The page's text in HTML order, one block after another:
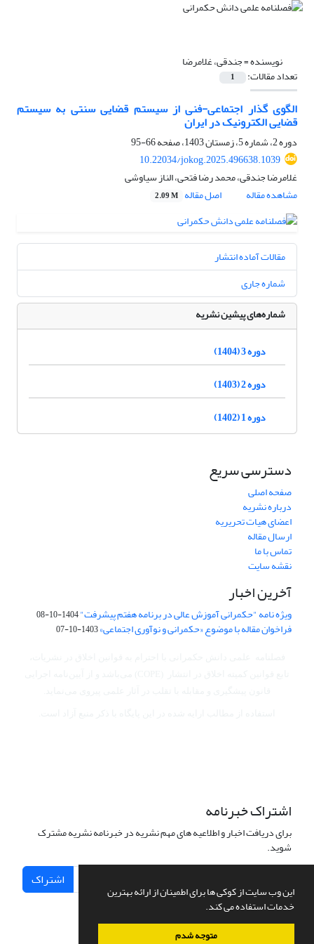
این وب سایت از کوکی ها برای اطمینان از ارائه بهترین
خدمات استفاده می کند.
متوجه شدم
نویسنده =جندقی، غلامرضا
تعداد مقالات: 1
الگوی گذار اجتماعی-فنی از سیستم قضایی سنتی به سیستم
قضایی الکترونیک در ایران
دوره 2، شماره 5، زمستان 1403، صفحه
66-95
10.22034/jokog.2025.496638.1039
غلامرضا جندقی، محمد رضا فتحی، الناز سیاوشی
مشاهده مقاله
اصل مقاله 2.09 M
مقالات آماده انتشار
شماره جاری
شماره‌های پیشین نشریه
دوره 3 (1404)
دوره 2 (1403)
دوره 1 (1402)
دسترسی سریع
صفحه اصلی
درباره نشریه
اعضای هیات تحریریه
ارسال مقاله
تماس با ما
نقشه سایت
آخرین اخبار
ویژه نامه "حکمرانی آموزش عالی در برنامه هفتم پیشرفت"1404-10-08
فراخوان مقاله با موضوع «حکمرانی و نوآوری اجتماعی»1403-10-07
اشتراک خبرنامه
برای دریافت اخبار و اطلاعیه های مهم نشریه در خبرنامه نشریه مشترک
شوید.
اشتراک